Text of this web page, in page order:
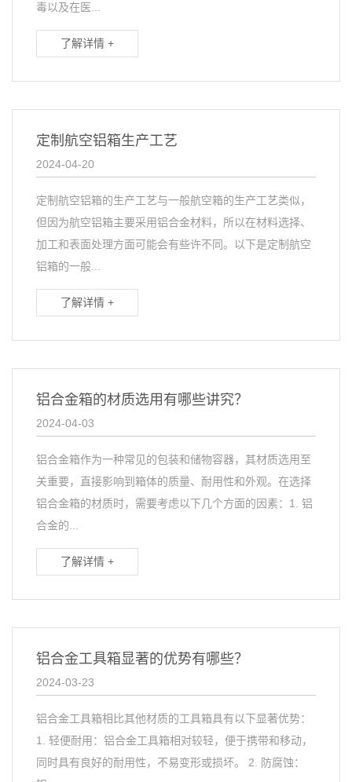
毒以及在医...
了解详情 +
定制航空铝箱生产工艺
2024-04-20
定制航空铝箱的生产工艺与一般航空箱的生产工艺类似，
但因为航空铝箱主要采用铝合金材料，所以在材料选择、
加工和表面处理方面可能会有些许不同。以下是定制航空
铝箱的一般...
了解详情 +
铝合金箱的材质选用有哪些讲究？
2024-04-03
铝合金箱作为一种常见的包装和储物容器，其材质选用至
关重要，直接影响到箱体的质量、耐用性和外观。在选择
铝合金箱的材质时，需要考虑以下几个方面的因素：1. 铝
合金的...
了解详情 +
铝合金工具箱显著的优势有哪些？
2024-03-23
铝合金工具箱相比其他材质的工具箱具有以下显著优势：
1. 轻便耐用：铝合金工具箱相对较轻，便于携带和移动，
同时具有良好的耐用性，不易变形或损坏。 2. 防腐蚀：